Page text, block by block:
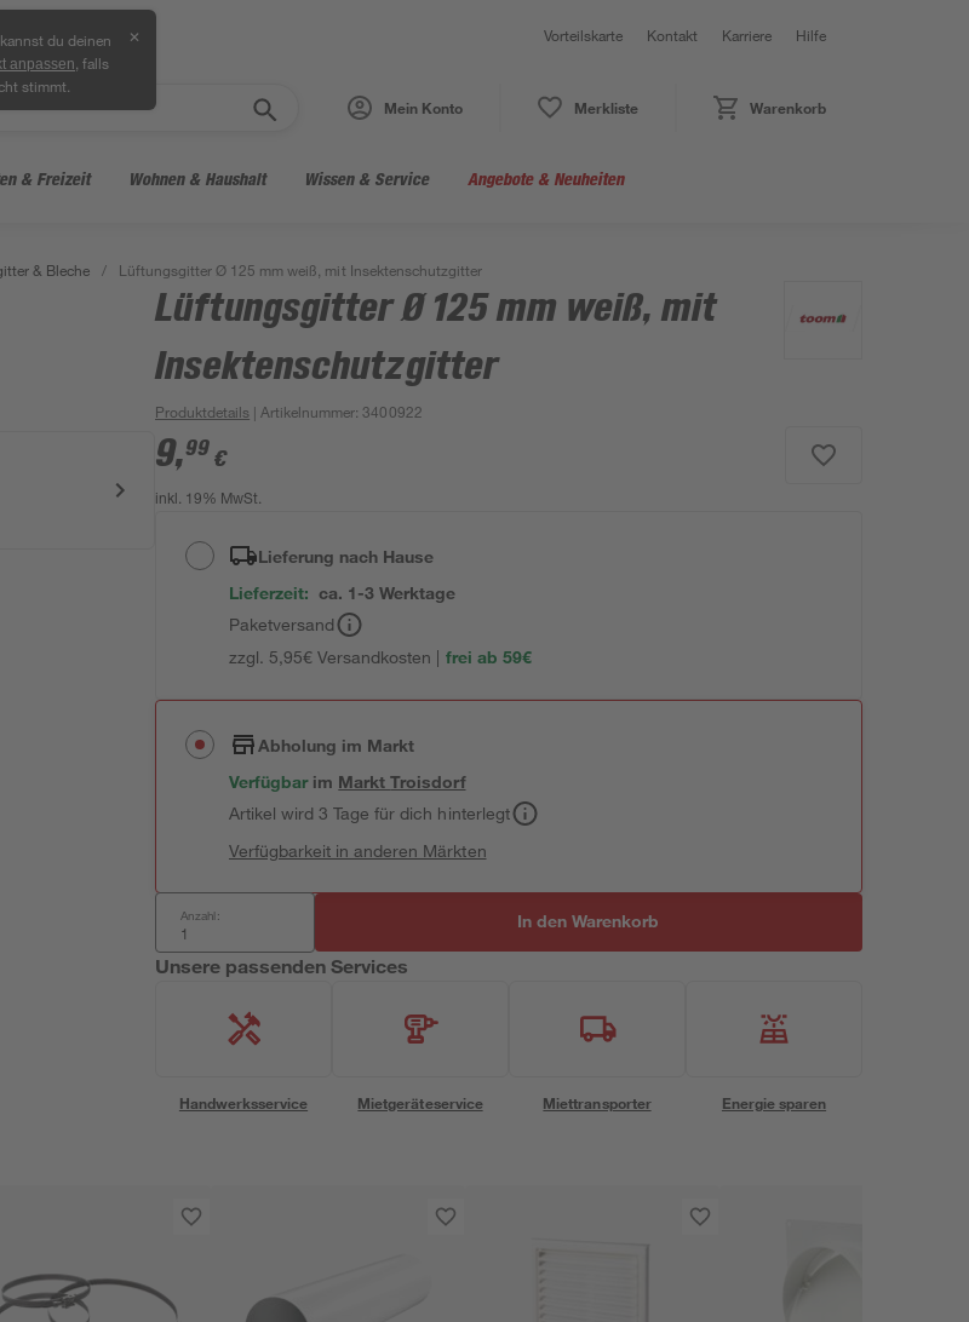
du deinen
anpassen , falls
stimmt.
✕ Vorteilskarte Kontakt Karriere Hilfe
Mein Konto Merkliste Warenkorb
& Freizeit Wohnen & Haushalt Wissen & Service Angebote & Neuheiten
& Bleche / Lüftungsgitter Ø 125 mm weiß, mit Insektenschutzgitter
Lüftungsgitter Ø 125 mm weiß, mit
Insektenschutzgitter
Produktdetails | Artikelnummer:3400922
9,99 €
inkl. 19% MwSt.
Lieferung nach Hause
Lieferzeit: ca. 1-3 Werktage
Paketversand
zzgl. 5,95€ Versandkosten | frei ab 59€
Abholung im Markt
Verfügbar im MarktTroisdorf
Artikel wird 3 Tage für dich hinterlegt
Verfügbarkeit in anderen Märkten
Anzahl: In den Warenkorb
Unsere passenden Services
Handwerksservice Mietgeräteservice Miettransporter Energie sparen